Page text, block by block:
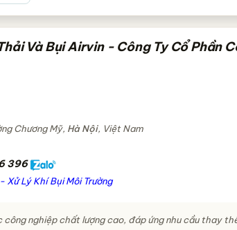
Và Bụi Airvin - Công Ty Cổ Phần
Chương Mỹ, Hà Nội, Việt Nam
396
Xử Lý Khí Bụi Môi Trường
nghiệp chất lượng cao, đáp ứng nhu cầu thay